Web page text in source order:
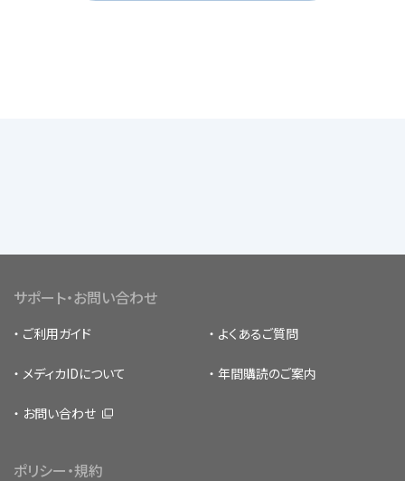
サポート・お問い合わせ
ご利用ガイド よくあるご質問
メディカIDについて 年間購読のご案内
お問い合わせ
ポリシー・規約